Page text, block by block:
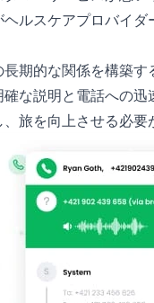
ルスケアプロバイ
期的な関係を構築
な説明と電話への
旅を向上させる必要